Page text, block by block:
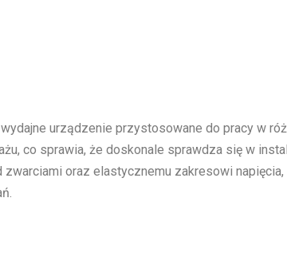
urządzenie przystosowane do pracy w
co sprawia, że doskonale sprawdza się w
oraz elastycznemu zakresowi